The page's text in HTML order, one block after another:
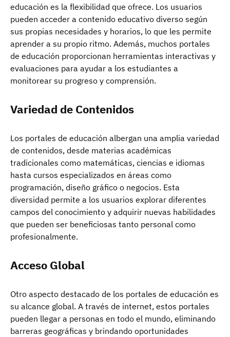
educación es la flexibilidad que ofrece. Los usuarios
pueden acceder a contenido educativo diverso según
sus propias necesidades y horarios, lo que les permite
aprender a su propio ritmo. Además, muchos portales
de educación proporcionan herramientas interactivas y
evaluaciones para ayudar a los estudiantes a
monitorear su progreso y comprensión.
Variedad de Contenidos
Los portales de educación albergan una amplia variedad
de contenidos, desde materias académicas
tradicionales como matemáticas, ciencias e idiomas
hasta cursos especializados en áreas como
programación, diseño gráfico o negocios. Esta
diversidad permite a los usuarios explorar diferentes
campos del conocimiento y adquirir nuevas habilidades
que pueden ser beneficiosas tanto personal como
profesionalmente.
Acceso Global
Otro aspecto destacado de los portales de educación es
su alcance global. A través de internet, estos portales
pueden llegar a personas en todo el mundo, eliminando
barreras geográficas y brindando oportunidades